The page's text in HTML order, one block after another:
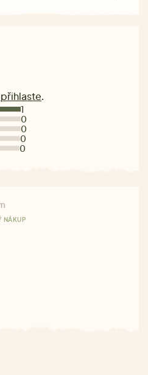
.
1
0
0
0
0
NÁKUP